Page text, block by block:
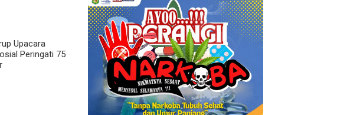
Upacara
Peringati 75